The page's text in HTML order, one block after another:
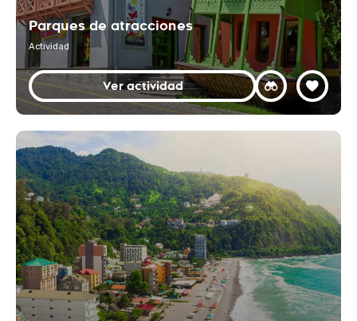
Parques de atracciones
Actividad
Ver actividad